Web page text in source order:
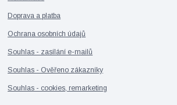
Doprava a platba
Ochrana osobních údajů
Souhlas - zasílání e-mailů
Souhlas - Ověřeno zákazníky
Souhlas - cookies, remarketing